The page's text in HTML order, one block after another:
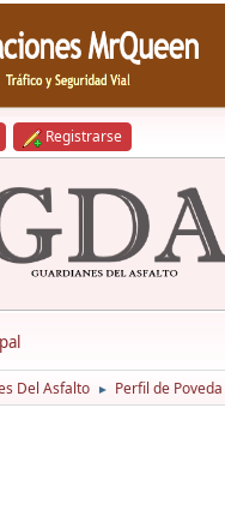
Registrarse
Del Asfalto ► Perfil de Poveda